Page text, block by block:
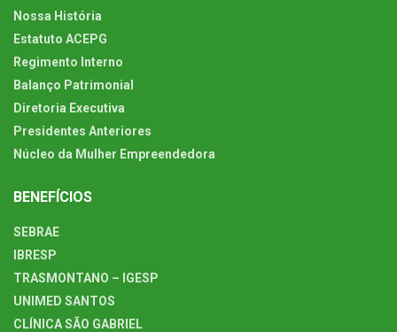
Nossa História
Estatuto ACEPG
Regimento Interno
Balanço Patrimonial
Diretoria Executiva
Presidentes Anteriores
Núcleo da Mulher Empreendedora
BENEFÍCIOS
SEBRAE
IBRESP
TRASMONTANO – IGESP
UNIMED SANTOS
CLÍNICA SÃO GABRIEL